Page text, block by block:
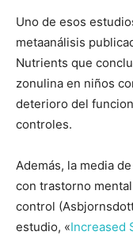
Uno de esos
metaanálisis
Nutrients que
zonulina en niños
deterioro del
controles.
Además, la media
con trastorno
control
estudio, «Increased